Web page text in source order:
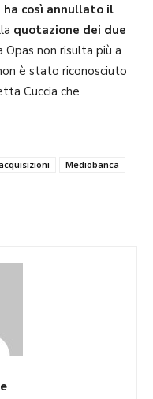
ha così annullato il
quotazione dei due
non risulta più a
è stato riconosciuto
Cuccia che
Mediobanca